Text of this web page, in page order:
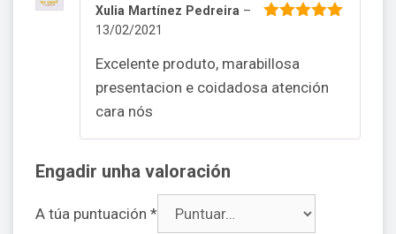
Xulia Martínez Pedreira –
13/02/2021
Excelente produto, marabillosa
presentacion e coidadosa atención
cara nós
Engadir unha valoración
A túa puntuación *